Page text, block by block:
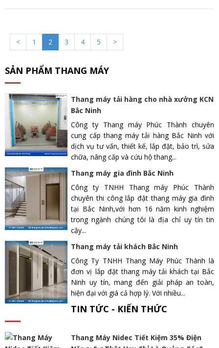
< 1 2 3 4 5 >
SẢN PHẨM THANG MÁY
Thang máy tải hàng cho nhà xưởng KCN
Bắc Ninh
Công ty Thang máy Phúc Thành chuyên
cung cấp thang máy tải hàng Bắc Ninh với
dịch vụ tư vấn, thiết kế, lắp đặt, bảo trì, sửa
chữa, nâng cấp và cứu hộ thang...
Thang máy gia đình Bắc Ninh
Công ty TNHH Thang máy Phúc Thành
chuyên thi công lắp đặt thang máy gia đình
tại Bắc Ninh,với hơn 16 năm kinh nghiệm
trong ngành chúng tôi là địa chỉ uy tín tin
cậy...
Thang máy tải khách Bắc Ninh
Công Ty TNHH Thang Máy Phúc Thành là
đơn vị lắp đặt thang máy tải khách tại Bắc
Ninh uy tín, mang đến giải pháp an toàn,
hiện đại với giá cả hợp lý. Với nhiều...
TIN TỨC - KIẾN THỨC
Thang Máy Nidec Tiết Kiệm 35% Điện